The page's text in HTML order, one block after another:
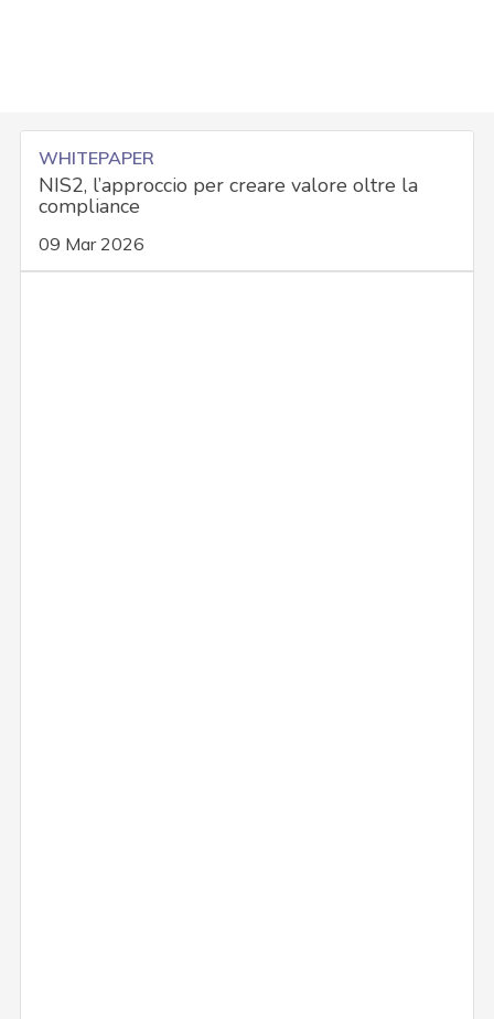
WHITEPAPER
NIS2, l’approccio per creare valore oltre la
compliance
09 Mar 2026